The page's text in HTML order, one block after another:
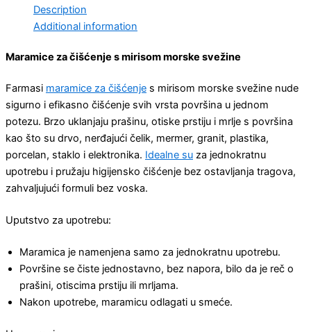
Description
Additional information
Maramice za čišćenje s mirisom morske svežine
Farmasi maramice za čišćenje s mirisom morske svežine nude
sigurno i efikasno čišćenje svih vrsta površina u jednom
potezu. Brzo uklanjaju prašinu, otiske prstiju i mrlje s površina
kao što su drvo, nerđajući čelik, mermer, granit, plastika,
porcelan, staklo i elektronika. Idealne su za jednokratnu
upotrebu i pružaju higijensko čišćenje bez ostavljanja tragova,
zahvaljujući formuli bez voska.
Uputstvo za upotrebu:
Maramica je namenjena samo za jednokratnu upotrebu.
Površine se čiste jednostavno, bez napora, bilo da je reč o
prašini, otiscima prstiju ili mrljama.
Nakon upotrebe, maramicu odlagati u smeće.